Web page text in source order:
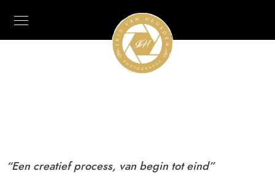
The Art of Fine art
“Een creatief process, van begin tot eind”